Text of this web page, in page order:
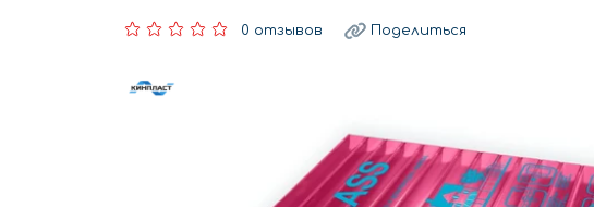
0 отзывов Поделиться